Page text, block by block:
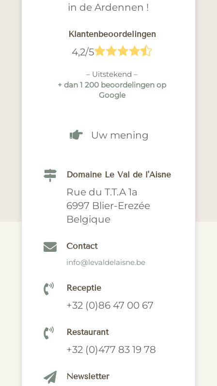
in de Ardennen !
Klantenbeoordelingen
4,2/5
– Uitstekend –
+ dan 1 200 beoordelingen op
Google
 Uw mening
 Domaine Le Val de l'Aisne
Rue du T.T.A 1a
6997 Blier-Erezée
Belgique
 Contact
info@levaldelaisne.be
 Receptie
+32 (0)86 47 00 67
 Restaurant
+32 (0)477 83 19 78
 Newsletter